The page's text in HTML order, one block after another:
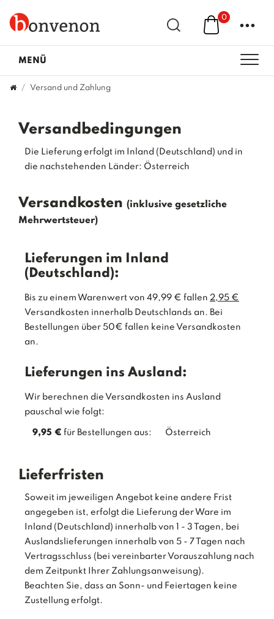
0 ...
MENÜ
Versand und Zahlung
Versandbedingungen
Die Lieferung erfolgt im Inland (Deutschland) und in
die nachstehenden Länder: Österreich
Versandkosten (inklusive gesetzliche
Mehrwertsteuer)
Lieferungen im Inland
(Deutschland):
Bis zu einem Warenwert von 49,99 € fallen 2,95 €
Versandkosten innerhalb Deutschlands an. Bei
Bestellungen über 50€ fallen keine Versandkosten
an.
Lieferungen ins Ausland:
Wir berechnen die Versandkosten ins Ausland
pauschal wie folgt:
9,95 € für Bestellungen aus: Österreich
Lieferfristen
Soweit im jeweiligen Angebot keine andere Frist
angegeben ist, erfolgt die Lieferung der Ware im
Inland (Deutschland) innerhalb von 1 - 3 Tagen, bei
Auslandslieferungen innerhalb von 5 - 7 Tagen nach
Vertragsschluss (bei vereinbarter Vorauszahlung nach
dem Zeitpunkt Ihrer Zahlungsanweisung).
Beachten Sie, dass an Sonn- und Feiertagen keine
Zustellung erfolgt.